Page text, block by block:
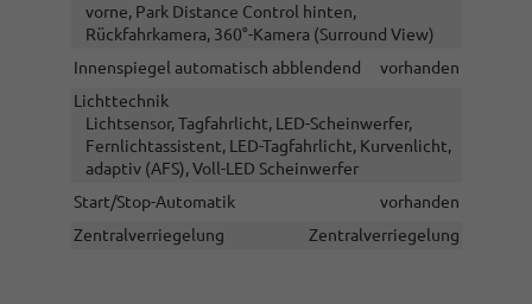
vorne, Park Distance Control hinten,
Rückfahrkamera, 360°-Kamera (Surround View)
Innenspiegel automatisch abblendend
vorhanden
Lichttechnik
Lichtsensor, Tagfahrlicht, LED-Scheinwerfer,
Fernlichtassistent, LED-Tagfahrlicht, Kurvenlicht,
adaptiv (AFS), Voll-LED Scheinwerfer
Start/Stop-Automatik
vorhanden
Zentralverriegelung
Zentralverriegelung